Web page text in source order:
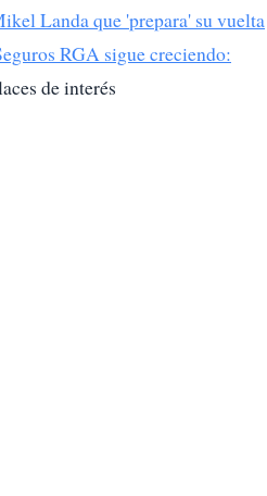
Landa que 'prepara' su vuelta
RGA sigue creciendo:
de interés